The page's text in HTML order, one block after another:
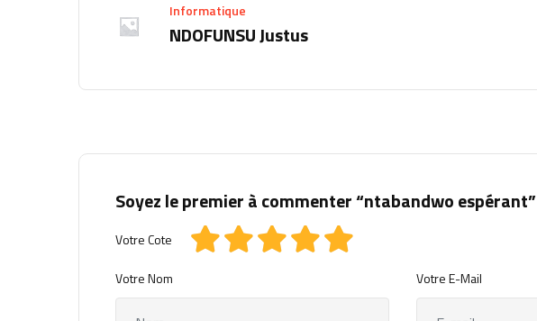
Informatique
NDOFUNSU Justus
Soyez le premier à commenter “ntabandwo espérant”
Votre Cote
Votre Nom Votre E-Mail